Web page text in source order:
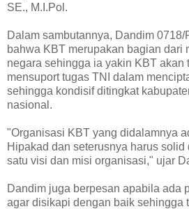
SE., M.I.Pol.
Dalam sambutannya, Dandim
bahwa KBT merupakan bagian dari
negara sehingga ia yakin KBT akan
mensuport tugas TNI dalam
sehingga kondisif ditingkat
nasional.
"Organisasi KBT yang didalamnya
Hipakad dan seterusnya harus solid
satu visi dan misi organisasi," ujar
Dandim juga berpesan apabila ada
agar disikapi dengan baik sehingga